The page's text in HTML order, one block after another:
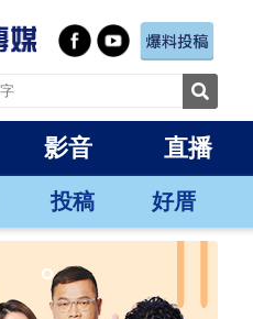
影音 直播
投稿 好厝